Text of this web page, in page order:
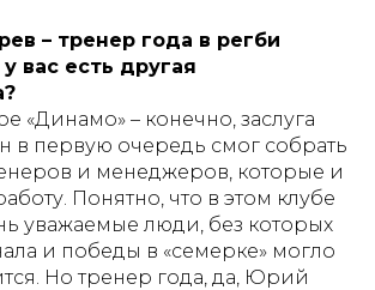
– тренер года в регби
вас есть другая
«Динамо» – конечно, заслуга
в первую очередь смог собрать
и менеджеров, которые и
Понятно, что в этом клубе
уважаемые люди, без которых
и победы в «семерке» могло
Но тренер года, да, Юрий